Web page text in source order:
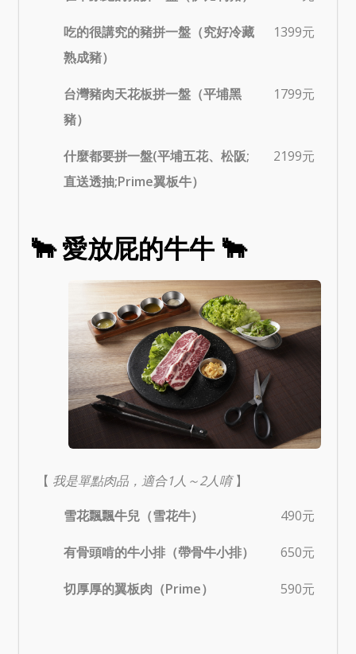
吃的很講究的豬拼一盤（究好冷藏
熟成豬）
1399元
台灣豬肉天花板拼一盤（平埔黑
豬）
1799元
什麼都要拼一盤(平埔五花、松阪;
直送透抽;Prime翼板牛）
2199元
🐂 愛放屁的牛牛 🐂
【 我是單點肉品，適合1人～2人唷】
雪花飄飄牛兒（雪花牛）
490元
有骨頭啃的牛小排（帶骨牛小排） 650元
切厚厚的翼板肉（Prime） 590元